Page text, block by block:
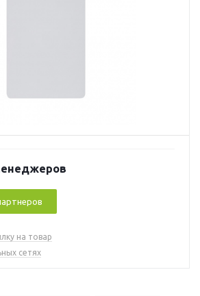
на товар
сетях